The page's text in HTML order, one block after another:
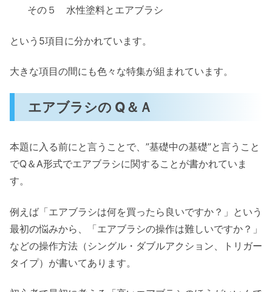
その５ 水性塗料とエアブラシ
という5項目に分かれています。
大きな項目の間にも色々な特集が組まれています。
エアブラシの Q＆Ａ
本題に入る前にと言うことで、”基礎中の基礎”と言うこと
でQ＆A形式でエアブラシに関することが書かれていま
す。
例えば「エアブラシは何を買ったら良いですか？」という
最初の悩みから、「エアブラシの操作は難しいですか？」
などの操作方法（シングル・ダブルアクション、トリガー
タイプ）が書いてあります。